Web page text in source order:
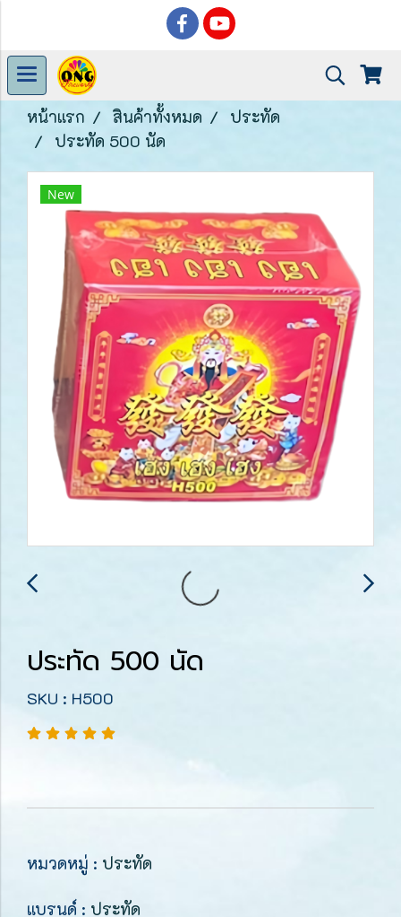
หน้าแรก สินค้าทั้งหมด
ประทัด
ประทัด 500 นัด
New
ประทัด 500 นัด
SKU : H500
หมวดหมู่ : ประทัด
แบรนด์ : ประทัด